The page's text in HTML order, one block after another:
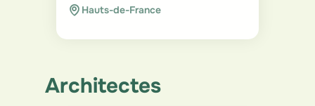
Hauts-de-France
Architectes